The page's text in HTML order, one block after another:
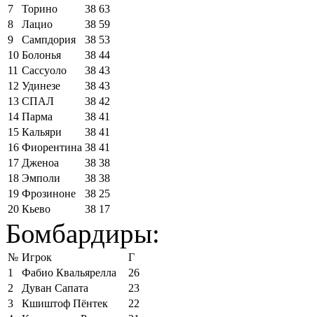
7
Торино 38 63
8
Лацио 38 59
9
Сампдория 38 53
10 Болонья 38 44
11 Сассуоло 38 43
12 Удинезе 38 43
13 СПАЛ 38 42
14 Парма 38 41
15 Кальяри 38 41
16 Фиорентина 38 41
17 Дженоа 38 38
18 Эмполи 38 38
19 Фрозиноне 38 25
20 Кьево 38 17
Бомбардиры:
№ Игрок
Г
1
Фабио Квальярелла
26
2
Дуван Сапата
23
3
Кшиштоф Пёнтек
22